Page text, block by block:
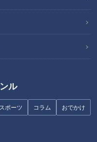
ル
スポーツ コラム おでかけ
はない！？
た！？
います！